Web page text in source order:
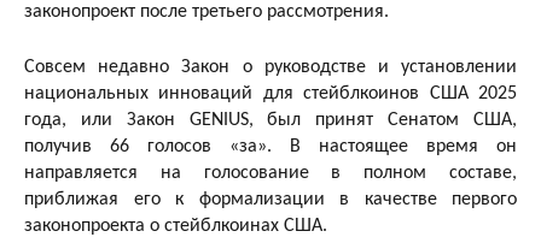
законопроект после третьего рассмотрения.
Совсем недавно Закон о руководстве и установлении
национальных инноваций для стейблкоинов США 2025
года, или Закон GENIUS, был принят Сенатом США,
получив 66 голосов «за». В настоящее время он
направляется на голосование в полном составе,
приближая его к формализации в качестве первого
законопроекта о стейблкоинах США.